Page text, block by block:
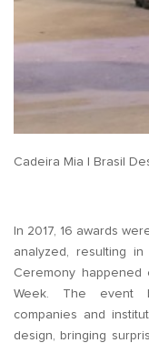
Cadeira Mia | Brasil
In 2017, 16 awards
analyzed, resulting
Ceremony
Week. The event
companies and
design, bringing